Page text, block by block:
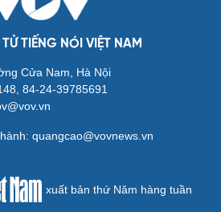
TIẾNG NÓI VIỆT NAM
Cửa Nam, Hà Nội
84-24-39785691
quangcao@vovnews.vn
xuất bản thứ Năm hàng tuần